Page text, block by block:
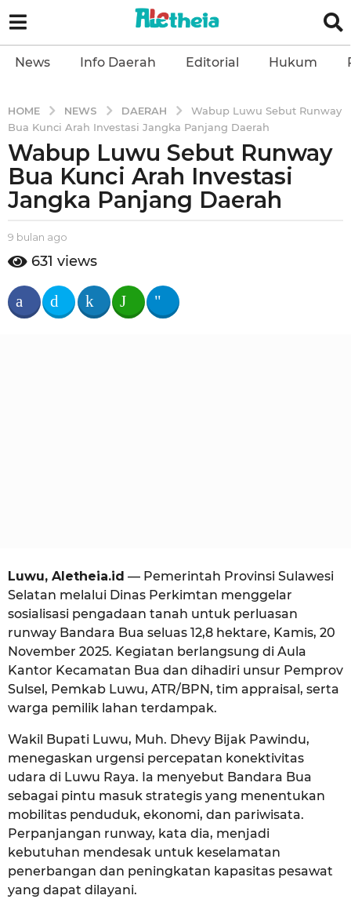
News Info Daerah Editorial Hukum
HOME NEWS DAERAH
Wabup Luwu Sebut Runway
Bua Kunci Arah Investasi Jangka Panjang Daerah
9
b
u
l
n
a
o
9
Wabup Luwu Sebut Runway
Bua Kunci Arah Investasi
Jangka Panjang Daerah
b
a
e
t
9 bulan ago
b
u
a
n
631 views
Luwu, Aletheia.id — Pemerintah Provinsi Sulawesi
Selatan melalui Dinas Perkimtan menggelar
sosialisasi pengadaan tanah untuk perluasan
runway Bandara Bua seluas 12,8 hektare, Kamis, 20
November 2025. Kegiatan berlangsung di Aula
Kantor Kecamatan Bua dan dihadiri unsur Pemprov
Sulsel, Pemkab Luwu, ATR/BPN, tim appraisal, serta
warga pemilik lahan terdampak.
Wakil Bupati Luwu, Muh. Dhevy Bijak Pawindu,
menegaskan urgensi percepatan konektivitas
udara di Luwu Raya. Ia menyebut Bandara Bua
sebagai pintu masuk strategis yang menentukan
mobilitas penduduk, ekonomi, dan pariwisata.
Perpanjangan runway, kata dia, menjadi
kebutuhan mendesak untuk keselamatan
penerbangan dan peningkatan kapasitas pesawat
yang dapat dilayani.